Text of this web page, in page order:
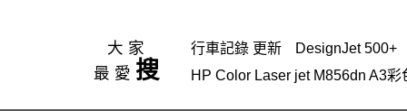
大家
最愛 搜
行車記錄 更新
DesignJet 500+
HP Color Laser jet M856dn A3